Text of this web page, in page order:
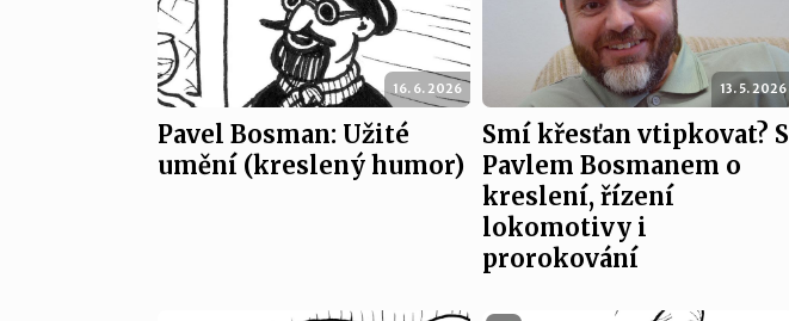
16. 6. 2026
Pavel Bosman: Užité
umění (kreslený humor)
13. 5. 2026
Smí křesťan vtipkovat? S
Pavlem Bosmanem o
kreslení, řízení
lokomotivy i
prorokování